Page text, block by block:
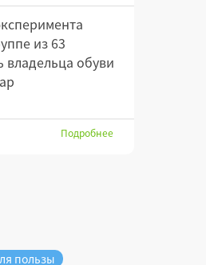
из 63
обуви
Подробнее
пользы